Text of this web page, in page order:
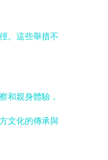
。這些舉措不
和親身體驗，
文化的傳承與